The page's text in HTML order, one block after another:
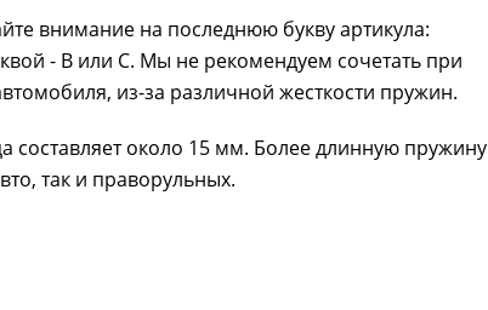
внимание на последнюю букву артикула:
- B или C. Мы не рекомендуем сочетать при
из-за различной жесткости пружин.
около 15 мм. Более длинную пружину
так и праворульных.